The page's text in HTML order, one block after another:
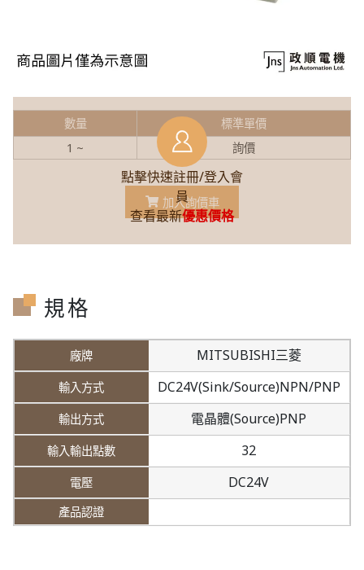
點擊快速註冊/登入會
員
查看最新優惠價格
數量
標準單價
1 ~
詢價
加入詢價車
規格
MITSUBISHI三菱
DC24V(Sink/Source)NPN/PNP
電晶體(Source)PNP
32
DC24V